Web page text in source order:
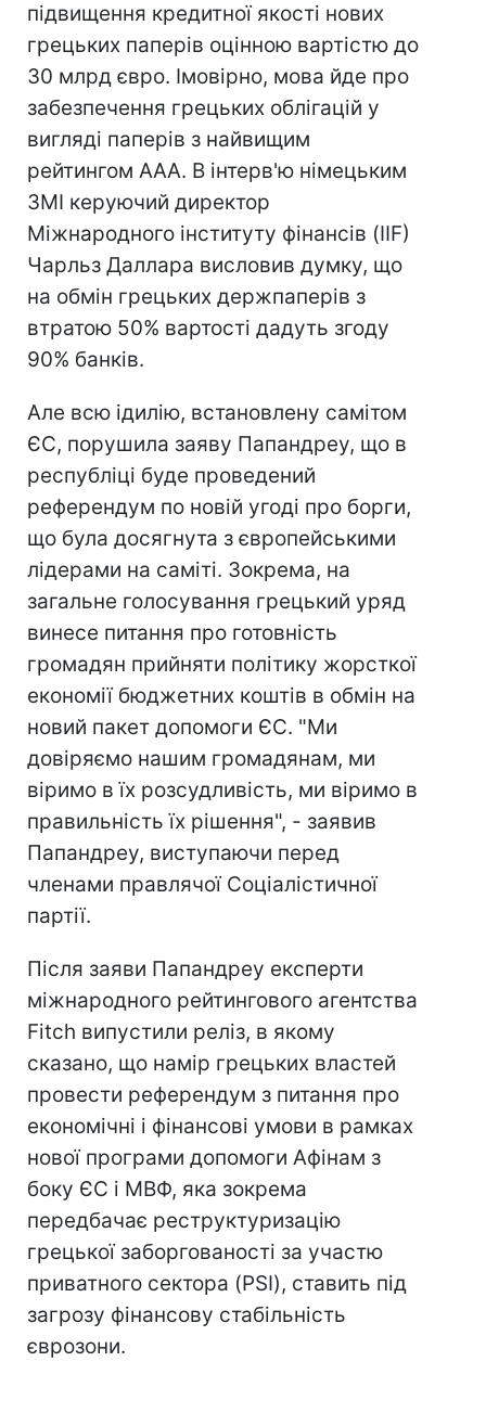
підвищення кредитної якості нових
грецьких паперів оцінною вартістю до
30 млрд євро. Імовірно, мова йде про
забезпечення грецьких облігацій у
вигляді паперів з найвищим
рейтингом AAA. В інтерв'ю німецьким
ЗМІ керуючий директор
Міжнародного інституту фінансів (IIF)
Чарльз Даллара висловив думку, що
на обмін грецьких держпаперів з
втратою 50% вартості дадуть згоду
90% банків.
Але всю ідилію, встановлену самітом
ЄС, порушила заяву Папандреу, що в
республіці буде проведений
референдум по новій угоді про борги,
що була досягнута з європейськими
лідерами на саміті. Зокрема, на
загальне голосування грецький уряд
винесе питання про готовність
громадян прийняти політику жорсткої
економії бюджетних коштів в обмін на
новий пакет допомоги ЄС. "Ми
довіряємо нашим громадянам, ми
віримо в їх розсудливість, ми віримо в
правильність їх рішення", - заявив
Папандреу, виступаючи перед
членами правлячої Соціалістичної
партії.
Після заяви Папандреу експерти
міжнародного рейтингового агентства
Fitch випустили реліз, в якому
сказано, що намір грецьких властей
провести референдум з питання про
економічні і фінансові умови в рамках
нової програми допомоги Афінам з
боку ЄС і МВФ, яка зокрема
передбачає реструктуризацію
грецької заборгованості за участю
приватного сектора (PSI), ставить під
загрозу фінансову стабільність
єврозони.